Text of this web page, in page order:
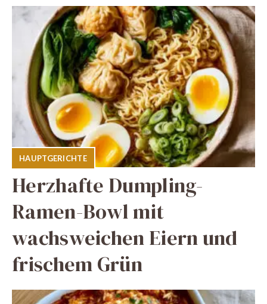
HAUPTGERICHTE
Herzhafte Dumpling-
Ramen-Bowl mit
wachsweichen Eiern und
frischem Grün